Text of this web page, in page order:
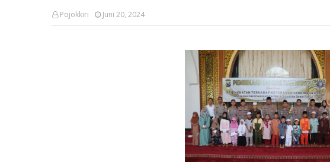
Pojokkiri Juni 20, 2024